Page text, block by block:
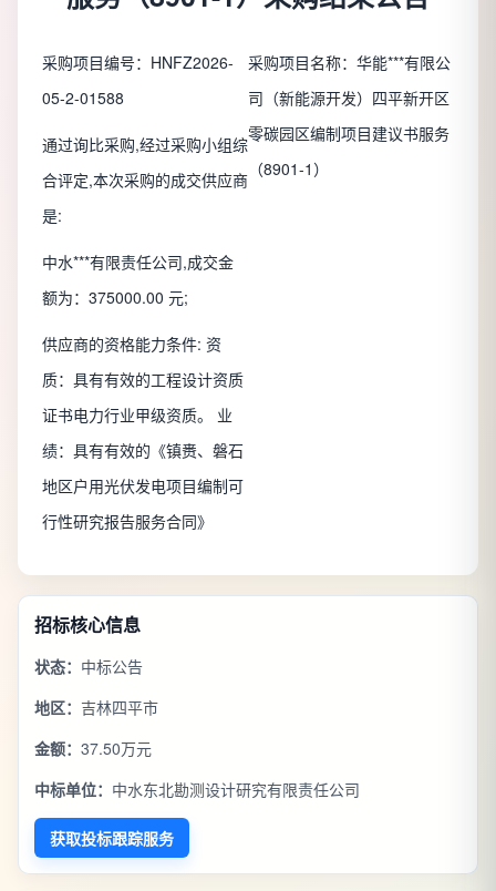
采购项目编号：HNFZ2026-
05-2-01588
通过询比采购,经过采购小组综
合评定,本次采购的成交供应商
是:
中水***有限责任公司,成交金
额为：375000.00 元;
供应商的资格能力条件: 资
质：具有有效的工程设计资质
证书电力行业甲级资质。 业
绩：具有有效的《镇赉、磐石
地区户用光伏发电项目编制可
行性研究报告服务合同》
采购项目名称：华能***有限公
司（新能源开发）四平新开区
零碳园区编制项目建议书服务
（8901-1）
招标核心信息
状态： 中标公告
地区： 吉林四平市
金额： 37.50万元
中标单位： 中水东北勘测设计研究有限责任公司
获取投标跟踪服务